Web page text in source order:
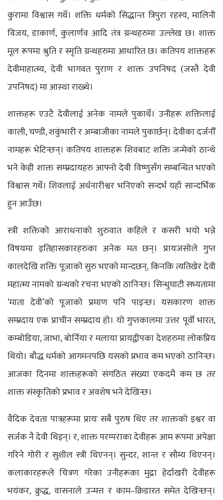
कुरामा विश्वास गर्थे। शक्ति धर्मको सिद्धान्त त्रिपुरा रहस्य, मालिनी
विजय, डाकार्ण, कुलार्णव आदि तंत्र ग्रन्थहरुमा उल्लेख छ। शाक्त
मूल रूपमा श्रुति र स्मृति ग्रन्थहरुमा आधारित छ। कतिपय शाक्तहरू
देवीमाहात्म्य, देवी भागवत पुराण र शाक्त उपनिषद (जस्तै देवी
उपनिषद) मा आस्था राख्थे।
शाक्तहरू एउटै देवीलाई अनेक नामले पुकार्थे। उनीहरू शक्तिलाई
काली, चण्डी, शकुंभारी र अम्बाजीका नामले पुकार्छन्। देवीका दर्जनौँ
नामहरू भेटिन्छन्। कतिपय शाक्तहरू शिवबाट शक्ति जन्मेको ठान्थे
भने केही शाक्त सम्प्रदायहरु आफ्नो देवी विष्णुसँग सम्बन्धित भएको
विश्वास गर्थे। शिवलाई अर्धनारीश्वर भनिएको सन्दर्भ यहाँ सान्दर्भिक
हुन आउँछ।
स्त्री शक्तिको आराधनाको शुरुवात कहिले र कसरी भयो भन्ने
विषयमा इतिहासकारहरुका अनेक मत छन्। प्रायजसोले गुप्त
कालदेखि शक्ति पूजाको सुरु भएको मान्दछन्, किनकि त्यतिखेर देवी
महात्म्य नामको ग्रन्थको रचना भएको ठानिन्छ। सिन्धुघाटी सभ्यतामा
‘माता देवी’को पूजाको प्रमाण पनि पाइन्छ। यसकारण शाक्त
सम्प्रदाय एक प्राचीन सम्प्रदाय हो। यो गुप्तकालमा उत्तर पूर्वी भारत,
कम्बोडिया, जाभा, बोर्निया र मलाया प्रायद्वीपका देशहरुमा लोकप्रिय
थियो। बौद्ध धर्मको आगमनपछि यसको प्रभाव कम भएको ठानिन्छ।
आजका दिनमा शाक्तहरूको संगठित संख्या एकदमै कम छ तर
शाक्त संस्कृतिको प्रभाव र अवशेष भने देखिन्छ।
वैदिक देवता पात्रहरूमा प्रायः सबै पुरुष थिए तर शाक्तको इश्वर वा
सर्जक नै देवी थिइन्। र, शाक्त परम्पराका देवीहरू आम रूपमा अपेक्षा
गरिने गोरी र सुशील स्त्री थिएनन्। सुन्दर, शान्त र सौम्य थिएनन्।
कलाकारहरूले चित्रण गरेका उनीहरूका मुद्रा हेर्दाखरी देवीहरू
भयंकर, क्रुद्ध, वासनाले उन्मत्त र काम–क्रिडारत समेत देखिन्छन्।